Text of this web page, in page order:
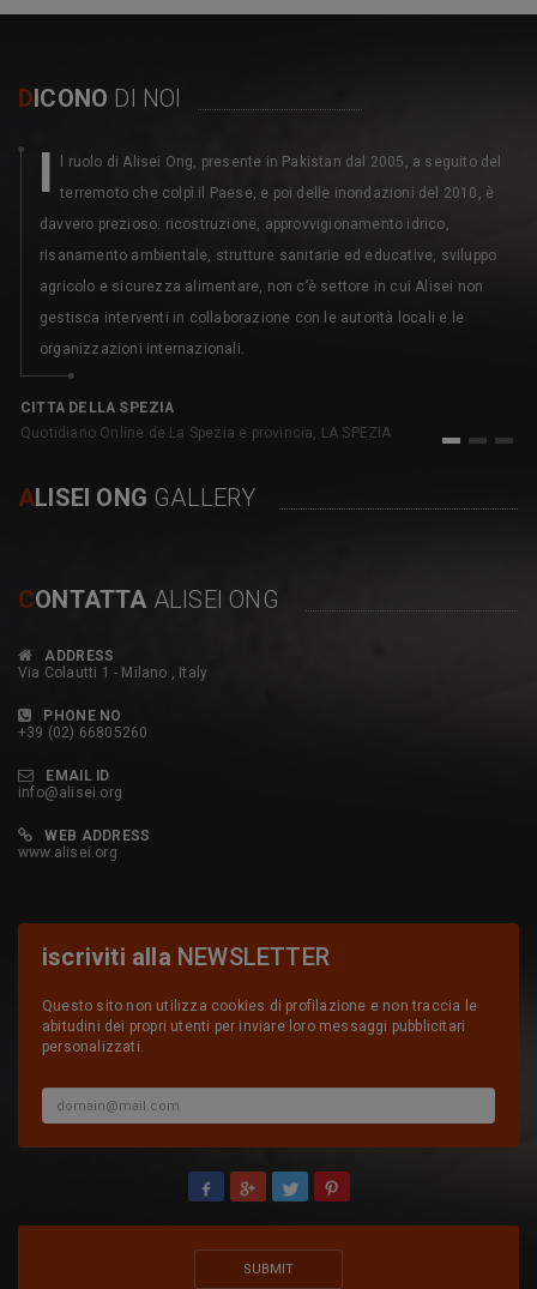
DICONO DI NOI
I
l ruolo di Alisei Ong, presente in Pakistan dal 2005, a seguito del
terremoto che colpì il Paese, e poi delle inondazioni del 2010, è
davvero prezioso: ricostruzione, approvvigionamento idrico,
risanamento ambientale, strutture sanitarie ed educative, sviluppo
agricolo e sicurezza alimentare, non c’è settore in cui Alisei non
gestisca interventi in collaborazione con le autorità locali e le
organizzazioni internazionali.
CITTA DELLA SPEZIA
Quotidiano Online de La Spezia e provincia, LA SPEZIA
1 2 3
ALISEI ONG GALLERY
CONTATTA ALISEI ONG
ADDRESS
Via Colautti 1 - Milano , Italy
PHONE NO
+39 (02) 66805260
EMAIL ID
info@alisei.org
WEB ADDRESS
www.alisei.org
iscriviti alla NEWSLETTER
Questo sito non utilizza cookies di profilazione e non traccia le
abitudini dei propri utenti per inviare loro messaggi pubblicitari
personalizzati.